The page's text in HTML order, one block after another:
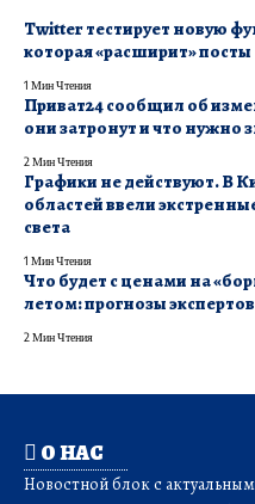
Twitter тестирует новую
которая «расширит» посты
1 Мин Чтения
Приват24 сообщил об
они затронут и что нужно
2 Мин Чтения
Графики не действуют. В
областей ввели
света
1 Мин Чтения
Что будет с ценами на
летом: прогнозы экспертов
2 Мин Чтения
О НАС
Новостной блок с